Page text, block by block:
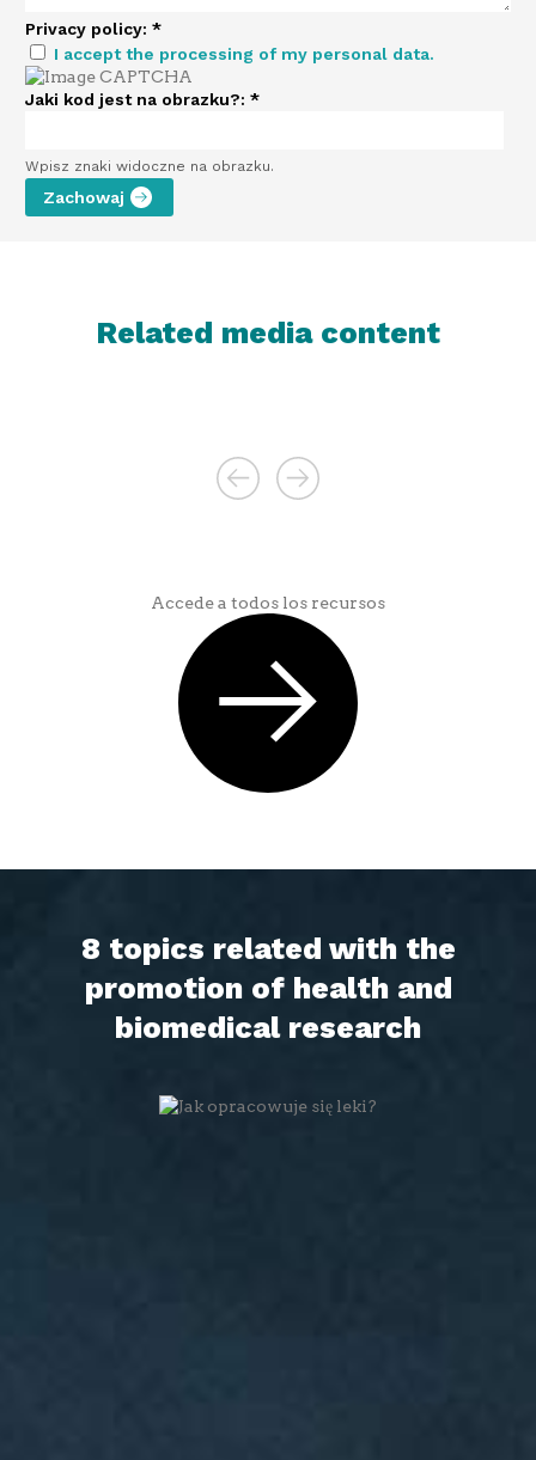
Privacy policy: *
I accept the processing of my personal data.
Jaki kod jest na obrazku?: *
Wpisz znaki widoczne na obrazku.
Related media content
Accede a todos los recursos
8 topics related with the
promotion of health and
biomedical research